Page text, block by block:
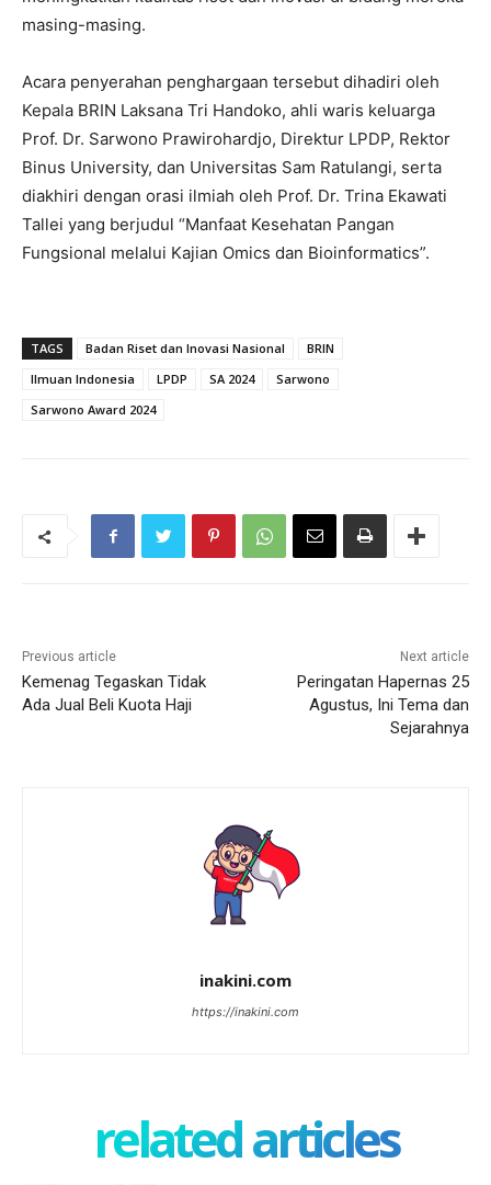
masing-masing.
Acara penyerahan penghargaan tersebut dihadiri oleh
Kepala BRIN Laksana Tri Handoko, ahli waris keluarga
Prof. Dr. Sarwono Prawirohardjo, Direktur LPDP, Rektor
Binus University, dan Universitas Sam Ratulangi, serta
diakhiri dengan orasi ilmiah oleh Prof. Dr. Trina Ekawati
Tallei yang berjudul “Manfaat Kesehatan Pangan
Fungsional melalui Kajian Omics dan Bioinformatics”.
TAGS Badan Riset dan Inovasi Nasional
BRIN
Ilmuan Indonesia
LPDP SA 2024
Sarwono
Sarwono Award 2024
Previous article
Kemenag Tegaskan Tidak
Ada Jual Beli Kuota Haji
Next article
Peringatan Hapernas 25
Agustus, Ini Tema dan
Sejarahnya
inakini.com
https://inakini.com
related articles